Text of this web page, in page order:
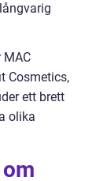
MAC
Cosmetics,
ett brett
olika